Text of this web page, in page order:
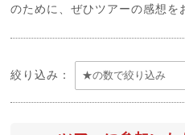
のために、ぜひツアーの感想を
絞り込み：